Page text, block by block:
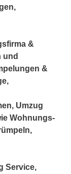
&
und
&
Umzug
Wohnungs-
Service,